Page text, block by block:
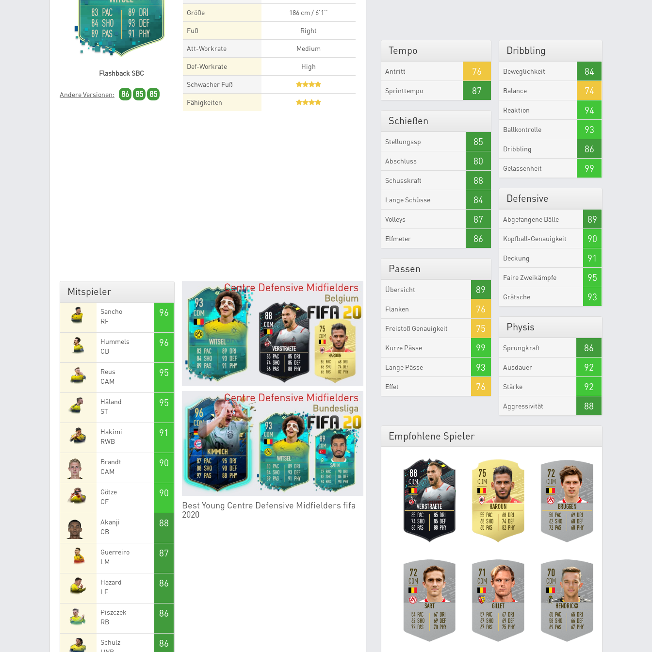
83 PAC
84 SHO
89 PAS
89 DRI
93 DEF
91 PHY
Flashback SBC
Andere Versionen: 86 85 85
Größe 186 cm / 6'1''
Fuß Right
Att-Workrate Medium
Def-Workrate High
Schwacher Fuß
Fähigkeiten
Mitspieler
Sancho
RF
96
Hummels
CB
96
Reus
CAM
95
Håland
ST
95
Hakimi
RWB
91
Brandt
CAM
90
Götze
CF
90
Akanji
CB
88
Guerreiro
LM
87
Hazard
LF
86
Piszczek
RB
86
Schulz
86
Best Young Centre Defensive Midfielders fifa
2020
Tempo
Antritt 76
Sprinttempo 87
Schießen
Stellungssp 85
Abschluss 80
Schusskraft 88
Lange Schüsse 84
Volleys 87
Elfmeter 86
Passen
Übersicht 89
Flanken 76
Freistoß Genauigkeit 75
Kurze Pässe 99
Lange Pässe 93
Effet 76
Dribbling
Beweglichkeit 84
Balance 74
Reaktion 94
Ballkontrolle 93
Dribbling 86
Gelassenheit 99
Defensive
Abgefangene Bälle 89
Kopfball-Genauigkeit 90
Deckung 91
Faire Zweikämpfe 95
Grätsche 93
Physis
Sprungkraft 86
Ausdauer 92
Stärke 92
Aggressivität 88
Empfohlene Spieler